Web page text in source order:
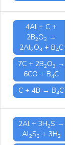
4Al + C +
2B2O3 →
2Al2O3 + B4C
7C+ 2B2O3 →
6CO + B4C
C + 4B → B4C
2Al+ 3H2S →
Al2S3 + 3H2